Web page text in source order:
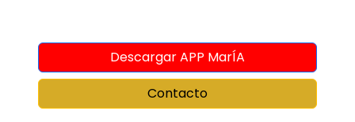
Descargar APP MarÍA
Contacto